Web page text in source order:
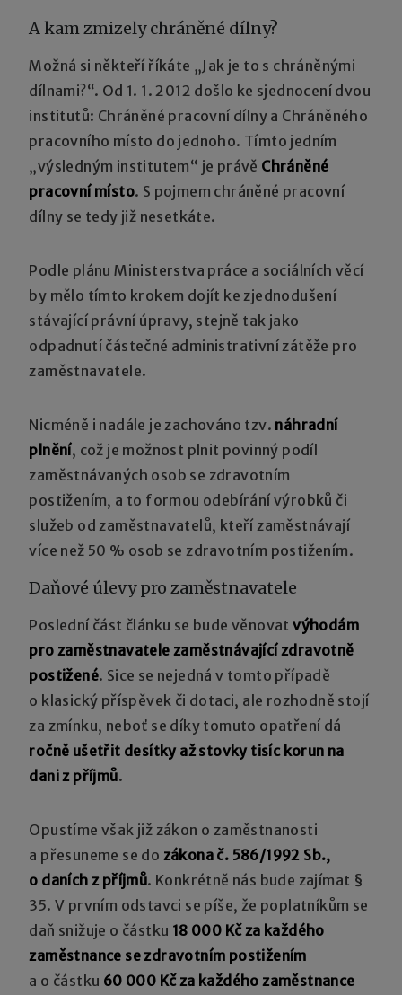
A kam zmizely chráněné dílny?
Možná si někteří říkáte „Jak je to s chráněnými
dílnami?“. Od 1. 1. 2012 došlo ke sjednocení dvou
institutů: Chráněné pracovní dílny a Chráněného
pracovního místo do jednoho. Tímto jedním
„výsledným institutem“ je právě Chráněné
pracovní místo. S pojmem chráněné pracovní
dílny se tedy již nesetkáte.
Podle plánu Ministerstva práce a sociálních věcí
by mělo tímto krokem dojít ke zjednodušení
stávající právní úpravy, stejně tak jako
odpadnutí částečné administrativní zátěže pro
zaměstnavatele.
Nicméně i nadále je zachováno tzv. náhradní
plnění, což je možnost plnit povinný podíl
zaměstnávaných osob se zdravotním
postižením, a to formou odebírání výrobků či
služeb od zaměstnavatelů, kteří zaměstnávají
více než 50 % osob se zdravotním postižením.
Daňové úlevy pro zaměstnavatele
Poslední část článku se bude věnovatvýhodám
pro zaměstnavatele zaměstnávající zdravotně
postižené. Sice se nejedná v tomto případě
o klasický příspěvek či dotaci, ale rozhodně stojí
za zmínku, neboť se díky tomuto opatření dá
ročně ušetřit desítky až stovky tisíc korun na
dani z příjmů.
Opustíme však již zákon o zaměstnanosti
a přesuneme se do zákona č. 586/1992 Sb.,
o daních z příjmů. Konkrétně nás bude zajímat §
35. V prvním odstavci se píše, že poplatníkům se
daň snižuje o částku 18 000 Kčza každého
zaměstnance se zdravotním postižením
a o částku 60 000 Kč za každého zaměstnance